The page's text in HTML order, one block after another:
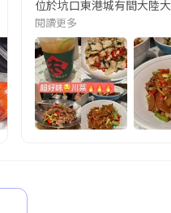
内地 🇨🇳,首間香港分店登陸尖
位於坑口東港城有間大陸
閱讀更多